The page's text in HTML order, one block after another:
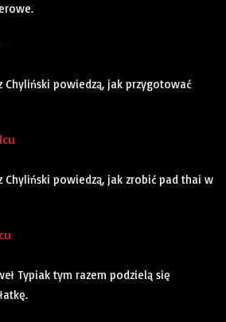
Chyliński powiedzą, jak przygotować
Chyliński powiedzą, jak zrobić pad thai w
Typiak tym razem podzielą się